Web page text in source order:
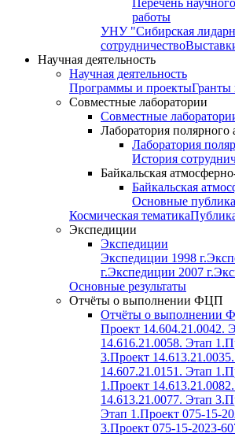
Перечень
работы
УНУ "Сибирская
сотрудничество
Научная деятельность
Научная деятельность
Программы и проектыГранты
Совместные лаборатории
Совместные
Лаборатория полярного
Лаборатория
История
Байкальская
Байкальская
Основные
Космическая тематика
Экспедиции
Экспедиции
Экспедиции 1998 г.
г.Экспедиции 2007 г.
Основные результаты
Отчёты о выполнении ФЦП
Отчёты о выполнении
Проект 14.604.21.0042.
14.616.21.0058. Этап 1.
3.Проект
14.607.21.0151. Этап 1.
1.Проект
14.613.21.0077. Этап 3.
Этап 1.Проект 075-15-
3.Проект 075-15-2023-